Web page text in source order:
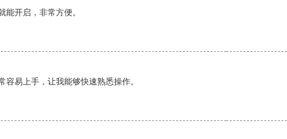
开启，非常方便。
易上手，让我能够快速熟悉操作。